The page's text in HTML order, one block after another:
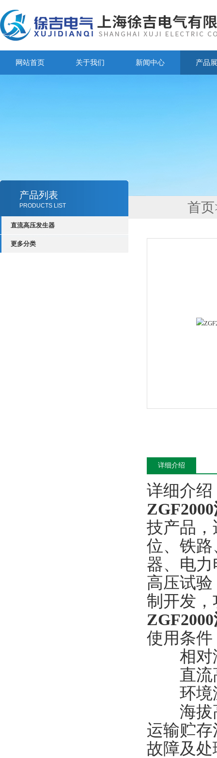
网站首页 关于我们 新闻中心 产品
产品列表
PRODUCTS LIST
直流高压发生器
更多分类
首页
详细介绍
详细介绍
ZGF2000
技产品
位、铁
器、电
高压试
制开发
ZGF2000
使用条件
相对湿
直流高
环境
海拔高
运输贮
故障及处